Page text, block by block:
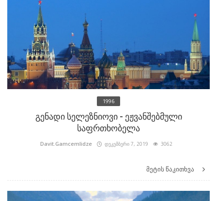
1996
გენადი სელეზნიოვი - ეჟვანშებმული
საფრთხობელა
Davit.Gamcemlidze დეკემბერი 7, 2019 3062
მეტის წაკითხვა